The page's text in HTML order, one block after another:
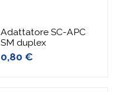
Adattatore SC-APC
SM duplex
0,80 €